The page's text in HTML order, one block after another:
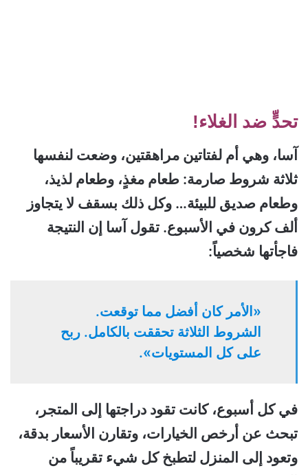
تحدٍّ ضد الغلاء!
آسا، وهي أم لفتاتين مراهقتين، وضعت لنفسها
ثلاثة شروط صارمة: طعام مغذٍ، وطعام لذيذ،
وطعام صديق للبيئة… وكل ذلك بسقف لا يتجاوز
ألف كرون في الأسبوع. تقول آسا إن النتيجة
فاجأتها شخصياً:
«الأمر كان أفضل مما توقعت.
الشروط الثلاثة تحققت بالكامل. ربح
على كل المستويات».
في كل أسبوع، كانت تقود دراجتها إلى المتجر،
تبحث عن أرخص الخيارات، وتقارن الأسعار بدقة،
وتعود إلى المنزل لتطبخ كل شيء تقريباً من